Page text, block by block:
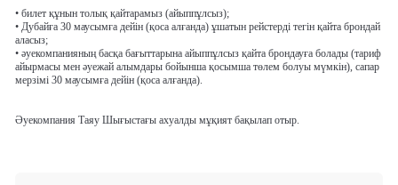
• билет құнын толық қайтарамыз (айыппұлсыз);
• Дубайға 30 маусымға дейін (қоса алғанда) ұшатын рейстерді тегін қайта брондай
аласыз;
• әуекомпанияның басқа бағыттарына айыппұлсыз қайта брондауға болады (тариф
айырмасы мен әуежай алымдары бойынша қосымша төлем болуы мүмкін), сапар
мерзімі 30 маусымға дейін (қоса алғанда).
Әуекомпания Таяу Шығыстағы ахуалды мұқият бақылап отыр.